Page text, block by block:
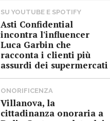
SU YOUTUBE E SPOTIFY
Asti Confidential
incontra l'influencer
Luca Garbin che
racconta i clienti più
assurdi dei supermercati
ONORIFICENZA
Villanova, la
cittadinanza onoraria a